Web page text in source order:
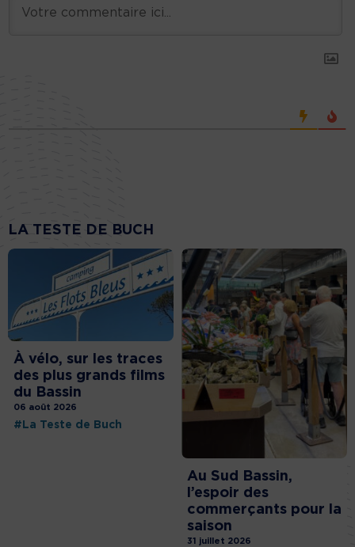
LA TESTE DE BUCH
À vélo, sur les traces
des plus grands films
du Bassin
06 août 2026
#La Teste de Buch
Au Sud Bassin,
l’espoir des
commerçants pour la
saison
31 juillet 2026